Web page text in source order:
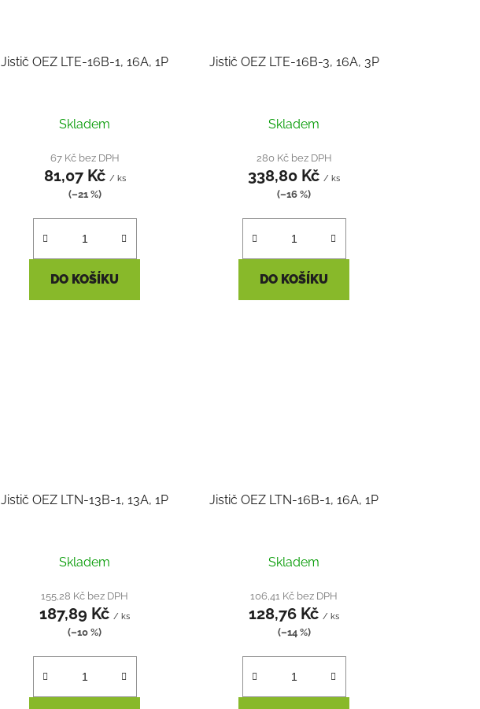
Jistič OEZ LTE-16B-1, 16A, 1P
Skladem
67 Kč bez DPH
81,07 Kč / ks
(–21 %)
DO KOŠÍKU
Jistič OEZ LTE-16B-3, 16A, 3P
Skladem
280 Kč bez DPH
338,80 Kč/ ks
(–16 %)
DO KOŠÍKU
Jistič OEZ LTN-13B-1, 13A, 1P
Skladem
155,28 Kč bez DPH
187,89 Kč/ ks
(–10 %)
Jistič OEZ LTN-16B-1, 16A, 1P
Skladem
106,41 Kč bez DPH
128,76 Kč/ ks
(–14 %)